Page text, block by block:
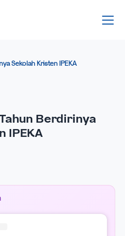
Sekolah Kristen IPEKA
Berdirinya
IPEKA